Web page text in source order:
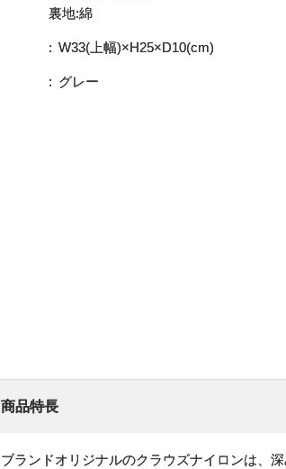
裏地:綿
W33(上幅)×H25×D10(cm)
グレー
商品特長
ブランドオリジナルのクラウズナイロンは、